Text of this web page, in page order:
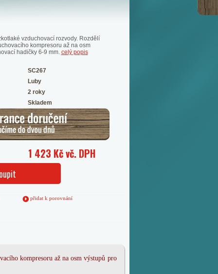
vzduchovací rozvody. Rozdělí
kompresoru až na osm
hadičky 6-9 mm. celý popis
SC267
Luby
2 roky
Skladem
1 423 Kč vč. DPH
přidat k porovnání
kompresoru až na osm výstupů pro